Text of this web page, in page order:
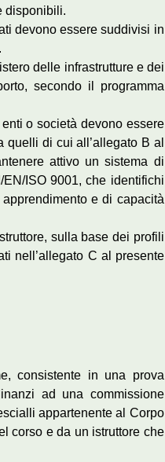
disponibili.
devono essere suddivisi in
delle infrastrutture e dei
secondo il programma
o società devono essere
quelli di cui all’allegato B al
attivo un sistema di
ISO 9001, che identifichi
e di capacità
sulla base dei profili
nell’allegato C al presente
consistente in una prova
ad una commissione
appartenente al Corpo
corso e da un istruttore che